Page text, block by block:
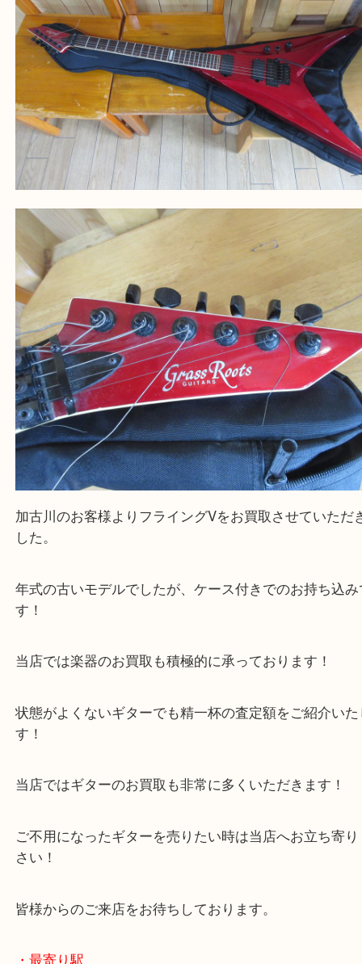
した。
年式の古いモデルでしたが、ケース付きでのお持ち
す！
当店では楽器のお買取も積極的に承っております！
状態がよくないギターでも精一杯の査定額をご紹介
す！
当店ではギターのお買取も非常に多くいただきます